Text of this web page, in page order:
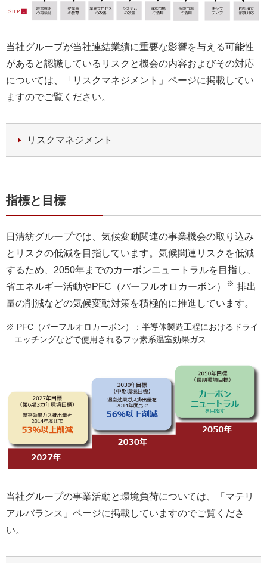
当社グループが当社連結業績に重要な影響を与える可能性
があると認識しているリスクと機会の内容およびその対応
については、「リスクマネジメント」ページに掲載してい
ますのでご覧ください。
リスクマネジメント
指標と目標
日清紡グループでは、気候変動関連の事業機会の取り込み
とリスクの低減を目指しています。気候関連リスクを低減
するため、2050年までのカーボンニュートラルを目指し、
省エネルギー活動やPFC（パーフルオロカーボン）
※ 排出
量の削減などの気候変動対策を積極的に推進しています。
※ PFC（パーフルオロカーボン）：半導体製造工程におけるドライ
エッチングなどで使用されるフッ素系温室効果ガス
当社グループの事業活動と環境負荷については、「マテリ
アルバランス」ページに掲載していますのでご覧くださ
い。